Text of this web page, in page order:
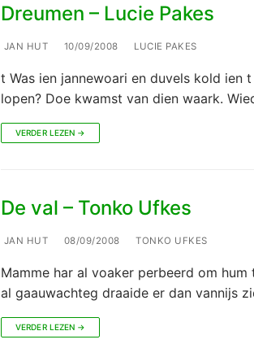
Dreumen – Lucie Pakes
JAN HUT 10/09/2008 LUCIE PAKES
t Was ien jannewoari en duvels kold ien
lopen? Doe kwamst van dien waark.
VERDER LEZEN →
De val – Tonko Ufkes
JAN HUT 08/09/2008 TONKO UFKES
Mamme har al voaker perbeerd om
al gaauwachteg draaide er dan vannijs
VERDER LEZEN →